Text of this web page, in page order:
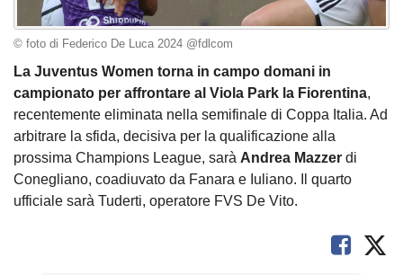
© foto di Federico De Luca 2024 @fdlcom
La Juventus Women torna in campo domani in
campionato per affrontare al Viola Park la Fiorentina,
recentemente eliminata nella semifinale di Coppa Italia. Ad
arbitrare la sfida, decisiva per la qualificazione alla
prossima Champions League, sarà Andrea Mazzer di
Conegliano, coadiuvato da Fanara e Iuliano. Il quarto
ufficiale sarà Tuderti, operatore FVS De Vito.